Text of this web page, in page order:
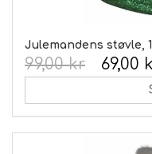
Julemandens støvle,
69,00
99,00 kr